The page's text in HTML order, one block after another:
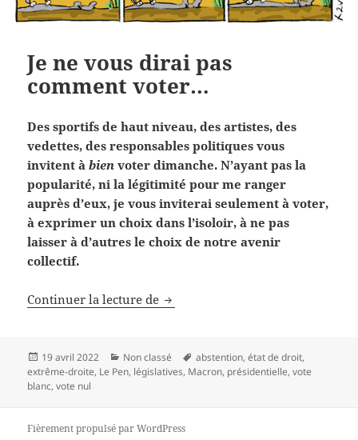
Je ne vous dirai pas
comment voter…
Des sportifs de haut niveau, des artistes, des
vedettes, des responsables politiques vous
invitent àbien voter dimanche. N’ayant pas la
popularité, ni la légitimité pour me ranger
auprès d’eux, je vous inviterai seulement à voter,
à exprimer un choix dans l’isoloir, à ne pas
laisser à d’autres le choix de notre avenir
collectif.
Continuer la lecture de Je ne vous dirai pas comment
Publié
le
19 avril 2022 Catégories
Non classé
Mots-
clés
abstention,état de droit,
extrême-droite, Le Pen, législatives, Macron, présidentielle,vote
blanc,vote nul
Fièrement propulsé par WordPress